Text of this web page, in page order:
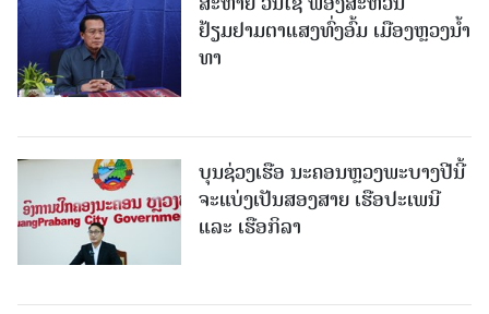
ຢ້ຽມຢາມຕາແສງທົ່ງອົ້ມ ເມືອງຫຼວງນໍ້າ
ທາ
ບຸນຊ່ວງເຮືອ ນະຄອນຫຼວງພະບາງປີນີ້
ຈະແບ່ງເປັນສອງສາຍ ເຮືອປະເພນີ
ແລະ ເຮືອກິລາ